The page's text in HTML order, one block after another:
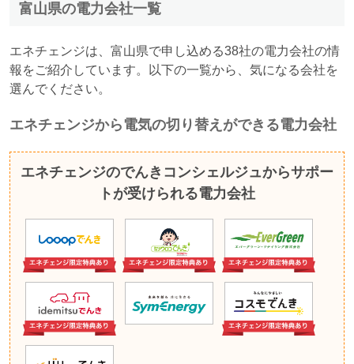
富山県の電力会社一覧
エネチェンジは、富山県で申し込める38社の電力会社の情
報をご紹介しています。以下の一覧から、気になる会社を
選んでください。
エネチェンジから電気の切り替えができる電力会社
エネチェンジのでんきコンシェルジュからサポー
トが受けられる電力会社